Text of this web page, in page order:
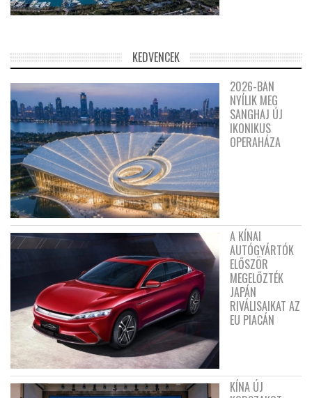
KEDVENCEK
2026-BAN
NYÍLIK MEG
SANGHAJ ÚJ
IKONIKUS
OPERAHÁZA
A KÍNAI
AUTÓGYÁRTÓK
ELŐSZÖR
MEGELŐZTÉK
JAPÁN
RIVÁLISAIKAT AZ
EU PIACÁN
KÍNA ÚJ